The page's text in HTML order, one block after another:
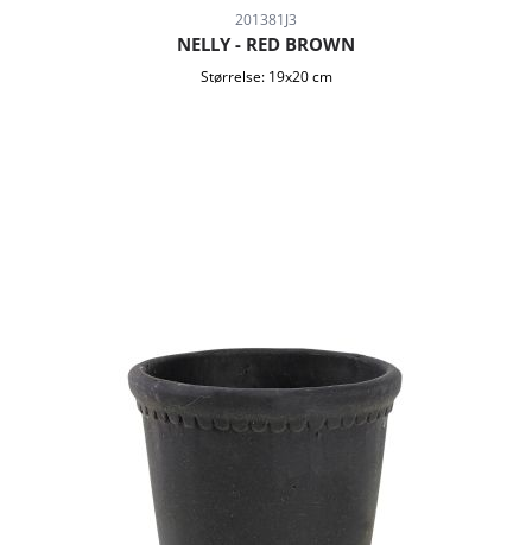
201381J3
NELLY - RED BROWN
Størrelse: 19x20 cm